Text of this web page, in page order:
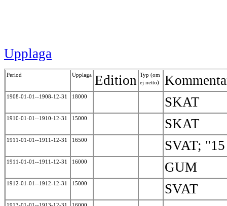
Upplaga
Period Upplaga Edition Typ (om
ej netto)
1908-01-01--1908-12-31 18000 SKAT
1910-01-01--1910-12-31 15000 SKAT
1911-01-01--1911-12-31 16500 SVAT;
1911-01-01--1911-12-31 16000 GUM
1912-01-01--1912-12-31 15000 SVAT